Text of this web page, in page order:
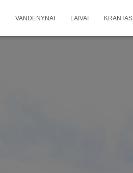
VANDENYNAI LAIVAI KRANTAS